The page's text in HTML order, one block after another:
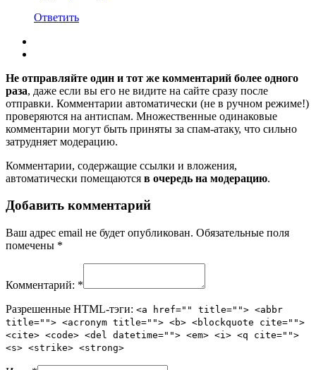
Ответить
Не отправляйте один и тот же комментарий более одного
раза, даже если вы его не видите на сайте сразу после
отправки. Комментарии автоматически (не в ручном режиме!)
проверяются на антиспам. Множественные одинаковые
комментарии могут быть приняты за спам-атаку, что сильно
затрудняет модерацию.
Комментарии, содержащие ссылки и вложения,
автоматически помещаются в очередь на модерацию.
Добавить комментарий
Ваш адрес email не будет опубликован. Обязательные поля
помечены *
Комментарий: *
Разрешенные HTML-тэги: <a href="" title=""> <abbr
title=""> <acronym title=""> <b> <blockquote cite="">
<cite> <code> <del datetime=""> <em> <i> <q cite="">
<s> <strike> <strong>